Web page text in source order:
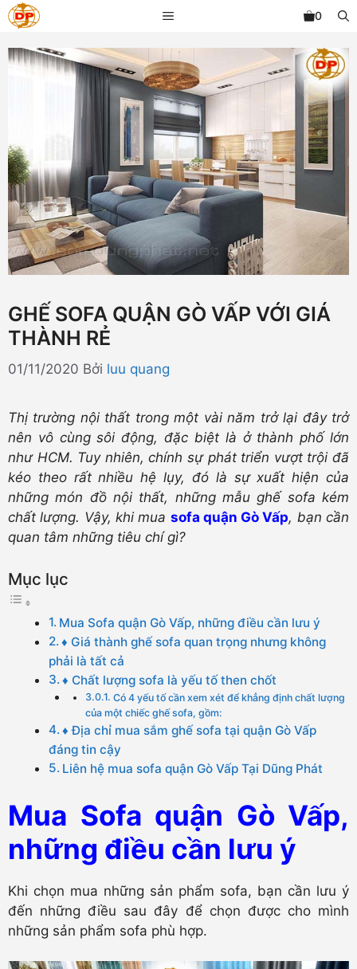
Chuyển
đến
nội
dung
MENU 0
GHẾ SOFA QUẬN GÒ VẤP VỚI GIÁ
THÀNH RẺ
01/11/2020 Bởi luu quang
Thị trường nội thất trong một vài năm trở lại đây trở
nên vô cùng sôi động, đặc biệt là ở thành phố lớn
như HCM. Tuy nhiên, chính sự phát triển vượt trội đã
kéo theo rất nhiều hệ lụy, đó là sự xuất hiện của
những món đồ nội thất, những mẫu ghế sofa kém
chất lượng. Vậy, khi mua sofa quận Gò Vấp, bạn cần
quan tâm những tiêu chí gì?
Mục lục
Mua Sofa quận Gò Vấp, những điều cần lưu ý
♦ Giá thành ghế sofa quan trọng nhưng không
phải là tất cả
♦ Chất lượng sofa là yếu tố then chốt
Có 4 yếu tố cần xem xét để khẳng định chất lượng
của một chiếc ghế sofa, gồm:
♦ Địa chỉ mua sắm ghế sofa tại quận Gò Vấp
đáng tin cậy
Liên hệ mua sofa quận Gò Vấp Tại Dũng Phát
Mua Sofa quận Gò Vấp,
những điều cần lưu ý
Khi chọn mua những sản phẩm sofa, bạn cần lưu ý
đến những điều sau đây để chọn được cho mình
những sản phẩm sofa phù hợp.